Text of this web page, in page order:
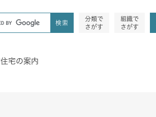
分類で
さがす
組織で
さがす
宅の案内